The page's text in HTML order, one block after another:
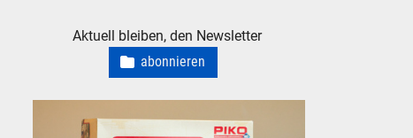
Aktuell bleiben, den Newsletter
abonnieren